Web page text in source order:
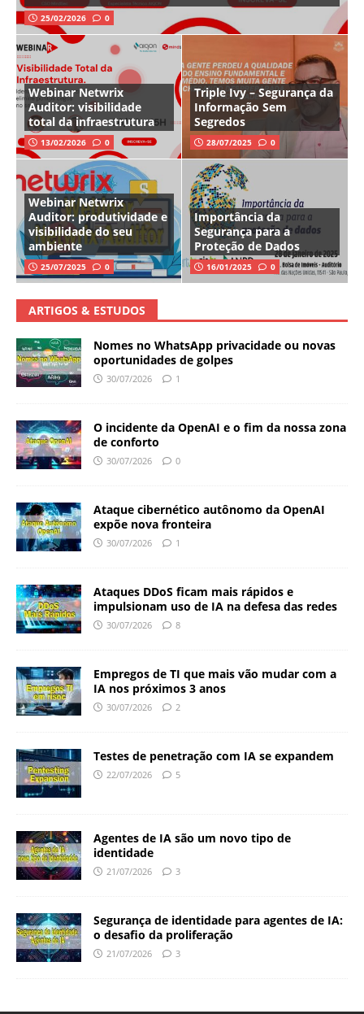
25/02/2026 0
Webinar Netwrix
Auditor: visibilidade
total da infraestrutura
13/02/2026 0
Triple Ivy – Segurança da
Informação Sem
Segredos
28/07/2025 0
Webinar Netwrix
Auditor: produtividade e
visibilidade do seu
ambiente
25/07/2025 0
Importância da
Segurança para a
Proteção de Dados
16/01/2025 0
ARTIGOS & ESTUDOS
Nomes no WhatsApp privacidade ou novas
oportunidades de golpes
30/07/2026 1
O incidente da OpenAI e o fim da nossa zona
de conforto
30/07/2026 0
Ataque cibernético autônomo da OpenAI
expõe nova fronteira
30/07/2026 1
Ataques DDoS ficam mais rápidos e
impulsionam uso de IA na defesa das redes
30/07/2026 8
Empregos de TI que mais vão mudar com a
IA nos próximos 3 anos
30/07/2026 2
Testes de penetração com IA se expandem
22/07/2026 5
Agentes de IA são um novo tipo de
identidade
21/07/2026 3
Segurança de identidade para agentes de IA:
o desafio da proliferação
21/07/2026 3